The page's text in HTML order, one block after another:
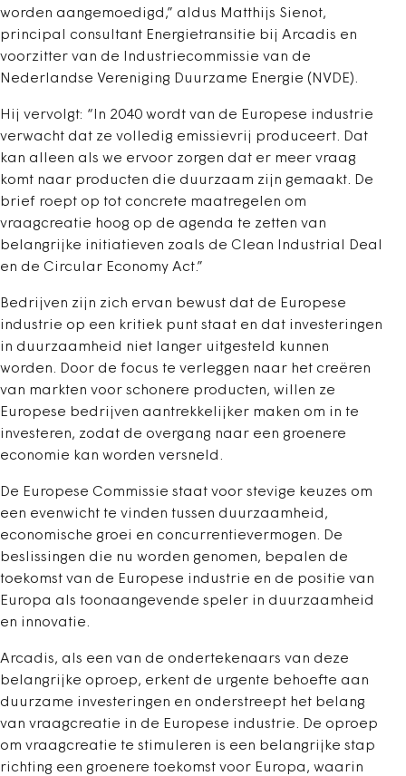
worden aangemoedigd,” aldus Matthijs Sienot,
principal consultant Energietransitie bij Arcadis en
voorzitter van de Industriecommissie van de
Nederlandse Vereniging Duurzame Energie (NVDE).
Hij vervolgt: “In 2040 wordt van de Europese industrie
verwacht dat ze volledig emissievrij produceert. Dat
kan alleen als we ervoor zorgen dat er meer vraag
komt naar producten die duurzaam zijn gemaakt. De
brief roept op tot concrete maatregelen om
vraagcreatie hoog op de agenda te zetten van
belangrijke initiatieven zoals de Clean Industrial Deal
en de Circular Economy Act.”
Bedrijven zijn zich ervan bewust dat de Europese
industrie op een kritiek punt staat en dat investeringen
in duurzaamheid niet langer uitgesteld kunnen
worden. Door de focus te verleggen naar het creëren
van markten voor schonere producten, willen ze
Europese bedrijven aantrekkelijker maken om in te
investeren, zodat de overgang naar een groenere
economie kan worden versneld.
De Europese Commissie staat voor stevige keuzes om
een evenwicht te vinden tussen duurzaamheid,
economische groei en concurrentievermogen. De
beslissingen die nu worden genomen, bepalen de
toekomst van de Europese industrie en de positie van
Europa als toonaangevende speler in duurzaamheid
en innovatie.
Arcadis, als een van de ondertekenaars van deze
belangrijke oproep, erkent de urgente behoefte aan
duurzame investeringen en onderstreept het belang
van vraagcreatie in de Europese industrie. De oproep
om vraagcreatie te stimuleren is een belangrijke stap
richting een groenere toekomst voor Europa, waarin